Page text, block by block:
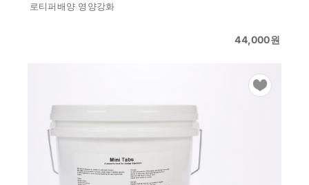
로티퍼배양 영양강화
44,000원